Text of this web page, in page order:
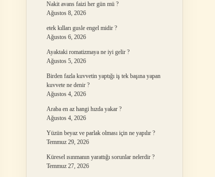
Nakit avans faizi her gün mü ?
Ağustos 8, 2026
etek kılları gusle engel midir ?
Ağustos 6, 2026
Ayaktaki romatizmaya ne iyi gelir ?
Ağustos 5, 2026
Birden fazla kuvvetin yaptığı iş tek başına yapan
kuvvete ne denir ?
Ağustos 4, 2026
Araba en az hangi hızda yakar ?
Ağustos 4, 2026
Yüzün beyaz ve parlak olması için ne yapılır ?
Temmuz 29, 2026
Küresel ısınmanın yarattığı sorunlar nelerdir ?
Temmuz 27, 2026